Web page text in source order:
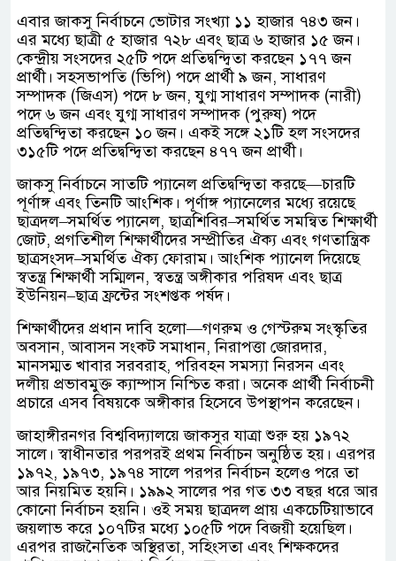
এবার জাকসু নির্বাচনে ভোটার সংখ্যা ১১ হাজার ৭৪৩ জন।
এর মধ্যে ছাত্রী ৫ হাজার ৭২৮ এবং ছাত্র ৬ হাজার ১৫ জন।
কেন্দ্রীয় সংসদের ২৫টি পদে প্রতিদ্বন্দ্বিতা করছেন ১৭৭ জন
প্রার্থী। সহসভাপতি (ভিপি) পদে প্রার্থী ৯ জন, সাধারণ
সম্পাদক (জিএস) পদে ৮ জন, যুগ্ম সাধারণ সম্পাদক (নারী)
পদে ৬ জন এবং যুগ্ম সাধারণ সম্পাদক (পুরুষ) পদে
প্রতিদ্বন্দ্বিতা করছেন ১০ জন। একই সঙ্গে ২১টি হল সংসদের
৩১৫টি পদে প্রতিদ্বন্দ্বিতা করছেন ৪৭৭ জন প্রার্থী।
জাকসু নির্বাচনে সাতটি প্যানেল প্রতিদ্বন্দ্বিতা করছে—চারটি
পূর্ণাঙ্গ এবং তিনটি আংশিক। পূর্ণাঙ্গ প্যানেলের মধ্যে রয়েছে
ছাত্রদল–সমর্থিত প্যানেল, ছাত্রশিবির–সমর্থিত সমন্বিত শিক্ষার্থী
জোট, প্রগতিশীল শিক্ষার্থীদের সম্প্রীতির ঐক্য এবং গণতান্ত্রিক
ছাত্রসংসদ–সমর্থিত ঐক্য ফোরাম। আংশিক প্যানেল দিয়েছে
স্বতন্ত্র শিক্ষার্থী সম্মিলন, স্বতন্ত্র অঙ্গীকার পরিষদ এবং ছাত্র
ইউনিয়ন–ছাত্র ফ্রন্টের সংশপ্তক পর্ষদ।
শিক্ষার্থীদের প্রধান দাবি হলো—গণরুম ও গেস্টরুম সংস্কৃতির
অবসান, আবাসন সংকট সমাধান, নিরাপত্তা জোরদার,
মানসম্মত খাবার সরবরাহ, পরিবহন সমস্যা নিরসন এবং
দলীয় প্রভাবমুক্ত ক্যাম্পাস নিশ্চিত করা। অনেক প্রার্থী নির্বাচনী
প্রচারে এসব বিষয়কে অঙ্গীকার হিসেবে উপস্থাপন করেছেন।
জাহাঙ্গীরনগর বিশ্ববিদ্যালয়ে জাকসুর যাত্রা শুরু হয় ১৯৭২
সালে। স্বাধীনতার পরপরই প্রথম নির্বাচন অনুষ্ঠিত হয়। এরপর
১৯৭২, ১৯৭৩, ১৯৭৪ সালে পরপর নির্বাচন হলেও পরে তা
আর নিয়মিত হয়নি। ১৯৯২ সালের পর গত ৩৩ বছর ধরে আর
কোনো নির্বাচন হয়নি। ওই সময় ছাত্রদল প্রায় একচেটিয়াভাবে
জয়লাভ করে ১০৭টির মধ্যে ১০৫টি পদে বিজয়ী হয়েছিল।
এরপর রাজনৈতিক অস্থিরতা, সহিংসতা এবং শিক্ষকদের